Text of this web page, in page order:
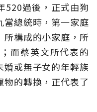
520過後，正式由狗
總統時，第一家庭
構成的小家庭，所
而蔡英文所代表的
婚或無子女的年輕族
的轉換，正代表了